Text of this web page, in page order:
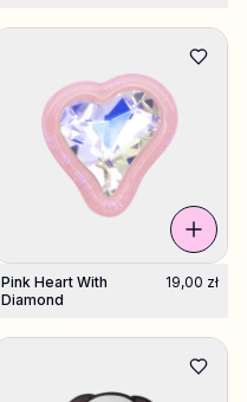
Pink Heart With
Diamond
19,00 zł